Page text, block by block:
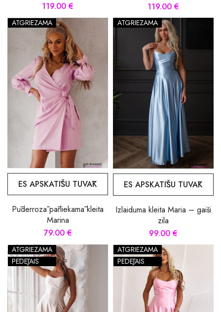
119.00 €
119.00 €
ATGRIEZAMA
ES APSKATĪŠU TUVĀK
Pūderrozā pārliekamā kleita
Marina
79.00 €
ATGRIEZAMA
ES APSKATĪŠU TUVĀK
Izlaiduma kleita Maria – gaiši
zila
99.00 €
ATGRIEZAMA
PĒDĒJAIS
ATGRIEZAMA
PĒDĒJAIS